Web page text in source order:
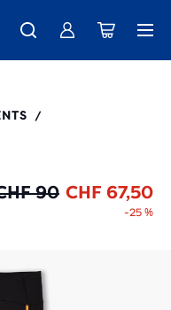
plus de CHF 100
Femme Homme
- Acheter maintenant
/
90 CHF 67,50
-25 %